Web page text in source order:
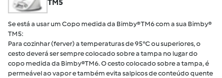
TM5
Se está a usar um Copo medida da Bimby® TM6 com a sua Bimby®
TM5:
Para cozinhar (ferver) a temperaturas de 95°C ou superiores, o
cesto deverá ser sempre colocado sobre a tampa no lugar do
copo medida da Bimby®TM6. O cesto colocado sobre a tampa, é
permeável ao vapor e também evita salpicos de conteúdo quente